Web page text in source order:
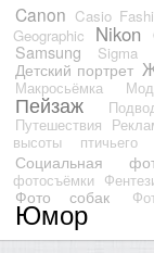
Canon Casio
Geographic
Nikon
Samsung Sigma
Детский портрет
Макросьёмка
Пейзаж
Путешествия
высоты птичьего
Социальная
фотосъёмки
Фото собак
Юмор